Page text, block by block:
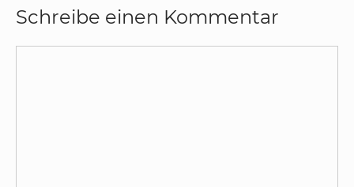
Schreibe einen Kommentar